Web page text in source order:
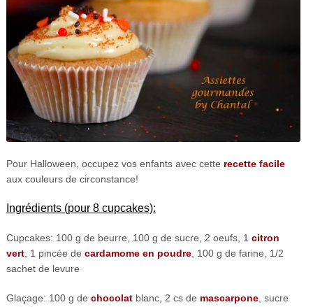
Pour Halloween, occupez vos enfants avec cette recette facile
aux couleurs de circonstance!
Ingrédients (pour 8 cupcakes):
Cupcakes: 100 g de beurre, 100 g de sucre, 2 oeufs, 1 citron
vert, 1 pincée de cardamome en poudre, 100 g de farine, 1/2
sachet de levure
Glaçage: 100 g de chocolatblanc, 2 cs de mascarpone, sucre